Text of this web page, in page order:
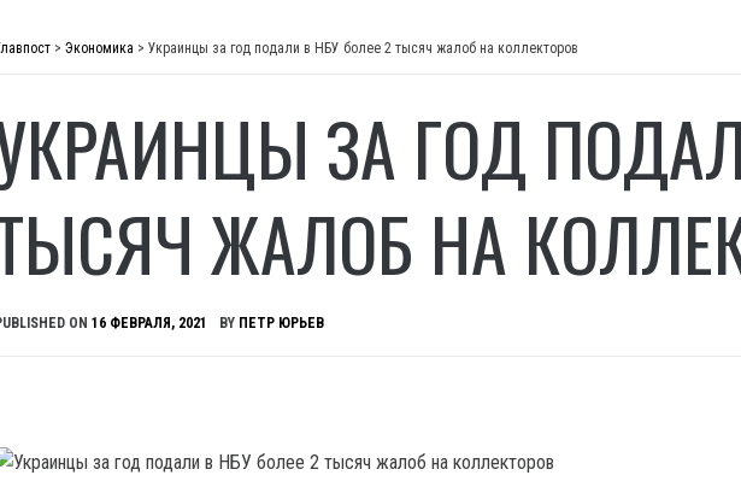
> Экономика > Украинцы за год подали в НБУ более 2 тысяч жалоб на коллекторов
ЗА ГОД
ЖАЛОБ НА
ON 16 ФЕВРАЛЯ, 2021 BY ПЕТР ЮРЬЕВ